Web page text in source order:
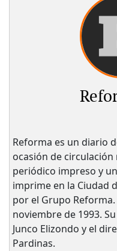
Reforma es un diario
ocasión de circulación
periódico impreso y
imprime en la Ciudad
por el Grupo
noviembre de 1993.
Junco Elizondo y el
Pardinas.